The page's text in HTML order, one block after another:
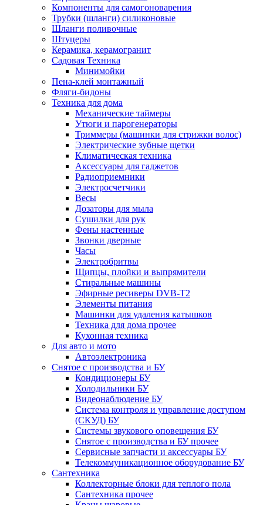
Компоненты для самогоноварения
Трубки (шланги) силиконовые
Шланги поливочные
Штуцеры
Керамика, керамогранит
Садовая Техника
Минимойки
Пена-клей монтажный
Фляги-бидоны
Техника для дома
Механические таймеры
Утюги и парогенераторы
Триммеры (машинки для стрижки волос)
Электрические зубные щетки
Климатическая техника
Аксессуары для гаджетов
Радиоприемники
Электросчетчики
Весы
Дозаторы для мыла
Сушилки для рук
Фены настенные
Звонки дверные
Часы
Электробритвы
Щипцы, плойки и выпрямители
Стиральные машины
Эфирные ресиверы DVB-T2
Элементы питания
Машинки для удаления катышков
Техника для дома прочее
Кухонная техника
Для авто и мото
Автоэлектроника
Снятое с производства и БУ
Кондиционеры БУ
Холодильники БУ
Видеонаблюдение БУ
Система контроля и управление доступом
(СКУД) БУ
Системы звукового оповещения БУ
Снятое с производства и БУ прочее
Сервисные запчасти и аксессуары БУ
Телекоммуникационное оборудование БУ
Сантехника
Коллекторные блоки для теплого пола
Сантехника прочее